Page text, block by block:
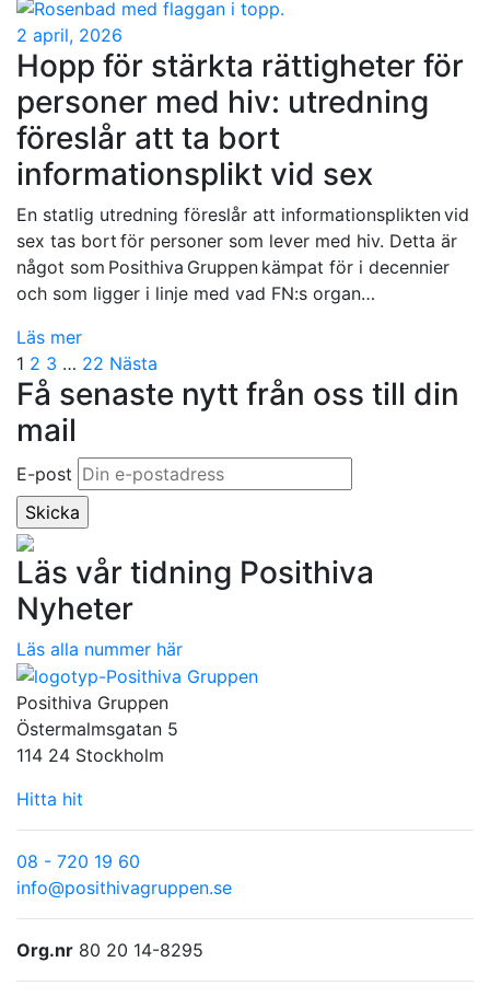
2 april, 2026
Hopp för stärkta rättigheter för
personer med hiv: utredning
föreslår att ta bort
informationsplikt vid sex
En statlig utredning föreslår att informationsplikten vid
sex tas bort för personer som lever med hiv. Detta är
något som Posithiva Gruppen kämpat för i decennier
och som ligger i linje med vad FN:s organ…
Läs mer
Sidnumrering
för
inlägg
1 2 3 … 22 Nästa
Få senaste nytt från oss till din
mail
E-post
Läs vår tidning Posithiva
Nyheter
Läs alla nummer här
Posithiva Gruppen
Östermalmsgatan 5
114 24 Stockholm
Hitta hit
08 - 720 19 60
info@posithivagruppen.se
Org.nr 80 20 14-8295